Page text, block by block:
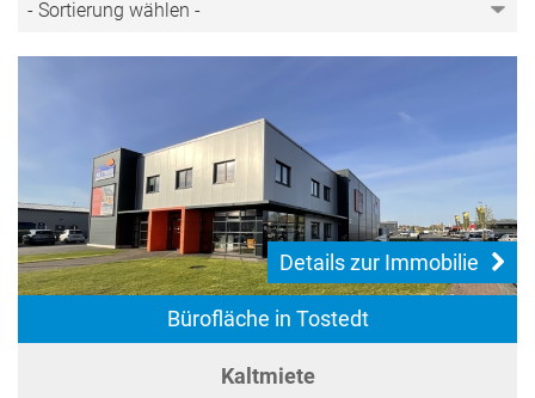
Details zur Immobilie
Bürofläche in Tostedt
Kaltmiete